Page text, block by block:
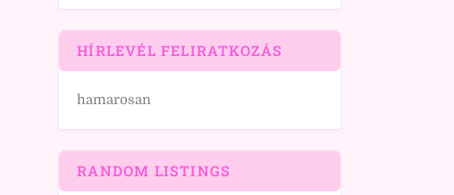
HÍRLEVÉL FELIRATKOZÁS
hamarosan
RANDOM LISTINGS